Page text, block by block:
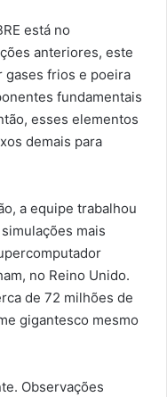
está no
anteriores, este
gases frios e poeira
fundamentais
esses elementos
demais para
a equipe trabalhou
mais
no Reino Unido.
de 72 milhões de
gigantesco mesmo
Observações